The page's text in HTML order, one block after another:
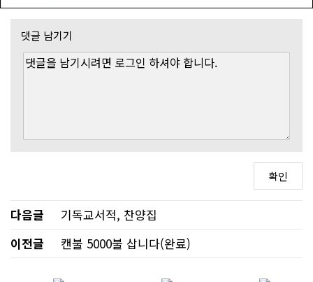
댓글 남기기
다음글
기독교서적, 찬양집
이전글
캔불 5000불 삽니다(완료)